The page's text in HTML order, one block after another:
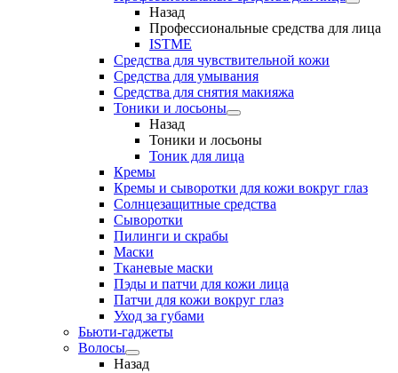
Назад
Профессиональные средства для лица
ISTME
Средства для чувствительной кожи
Средства для умывания
Средства для снятия макияжа
Тоники и лосьоны
Назад
Тоники и лосьоны
Тоник для лица
Кремы
Кремы и сыворотки для кожи вокруг глаз
Солнцезащитные средства
Сыворотки
Пилинги и скрабы
Маски
Тканевые маски
Пэды и патчи для кожи лица
Патчи для кожи вокруг глаз
Уход за губами
Бьюти-гаджеты
Волосы
Назад